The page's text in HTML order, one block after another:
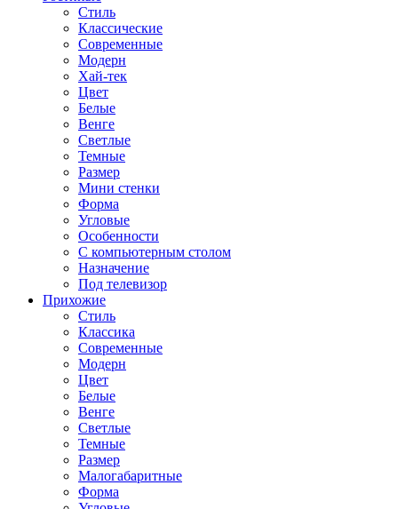
Стиль
Классические
Современные
Модерн
Хай-тек
Цвет
Белые
Венге
Светлые
Темные
Размер
Мини стенки
Форма
Угловые
Особенности
С компьютерным столом
Назначение
Под телевизор
Прихожие
Стиль
Классика
Современные
Модерн
Цвет
Белые
Венге
Светлые
Темные
Размер
Малогабаритные
Форма